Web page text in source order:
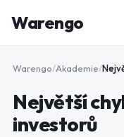
Warengo
Warengo/Akademie/
Největší
investorů